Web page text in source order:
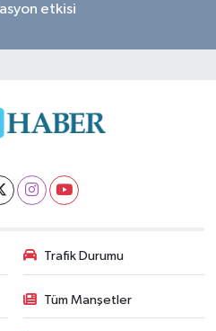
etkisi
Trafik Durumu
Tüm Manşetler